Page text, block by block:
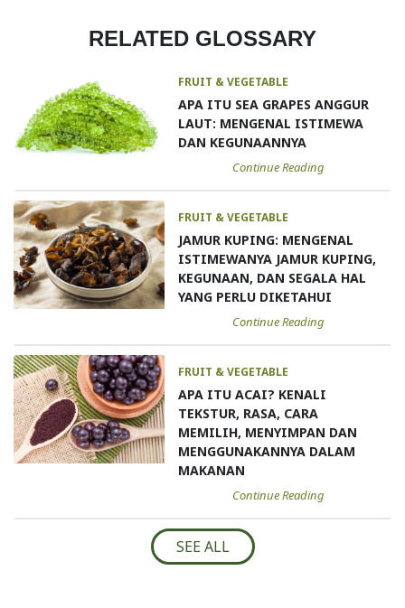
RELATED GLOSSARY
FRUIT & VEGETABLE
APA ITU SEA GRAPES ANGGUR
LAUT: MENGENAL ISTIMEWA
DAN KEGUNAANNYA
Continue Reading
FRUIT & VEGETABLE
JAMUR KUPING: MENGENAL
ISTIMEWANYA JAMUR KUPING,
KEGUNAAN, DAN SEGALA HAL
YANG PERLU DIKETAHUI
Continue Reading
FRUIT & VEGETABLE
APA ITU ACAI? KENALI
TEKSTUR, RASA, CARA
MEMILIH, MENYIMPAN DAN
MENGGUNAKANNYA DALAM
MAKANAN
Continue Reading
SEE ALL